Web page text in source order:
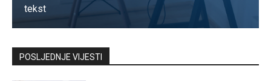
tekst
Kontaktirajte nas
POSLJEDNJE VIJESTI